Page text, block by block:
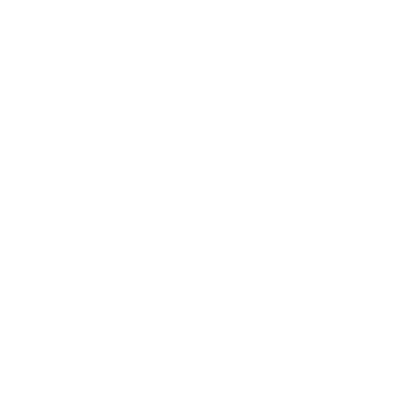
き作成されるも
ありません。
です。
ず変更すること
1000ppm以下、
下、フタル酸ジブチ
) : 1000ppm、
要な手段を講じ
これらの製造装